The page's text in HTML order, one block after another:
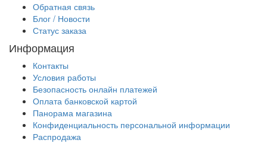
Обратная связь
Блог / Новости
Статус заказа
Информация
Контакты
Условия работы
Безопасность онлайн платежей
Оплата банковской картой
Панорама магазина
Конфиденциальность персональной информации
Распродажа